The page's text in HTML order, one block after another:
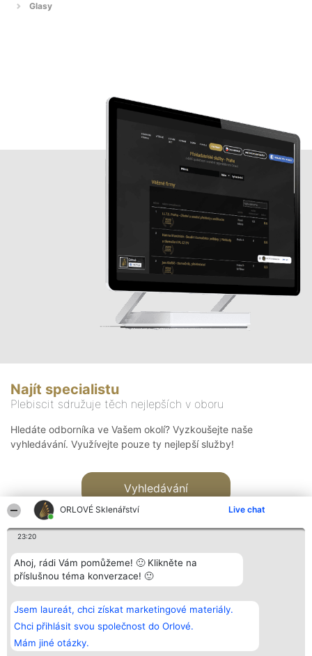
ORLOVÉ Sklenářství Live chat
23:20
Ahoj, rádi Vám pomůžeme! 🙂 Klikněte na
příslušnou téma konverzace! 🙂
Jsem laureát, chci získat marketingové materiály.
Chci přihlásit svou společnost do Orlové.
Mám jiné otázky.
Glasy
Najít specialistu
Plebiscit sdružuje těch nejlepších v oboru
Hledáte odborníka ve Vašem okolí? Vyzkoušejte naše
vyhledávání. Využívejte pouze ty nejlepší služby!
Vyhledávání
Bright Side Solutions sp. z o.
o. sp. k.
ul. Ruska 22
Wrocław 50-079
KRS 0000749100 | Regon
381313360 | NIP 8943132676
Vítězové
Seznam všech
laureátů
Zásady
Zásady
Kontakt